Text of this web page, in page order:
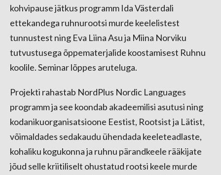
kohvipause jätkus programm Ida Västerdali
ettekandega ruhnurootsi murde keelelistest
tunnustest ning Eva Liina Asu ja Miina Norviku
tutvustusega õppematerjalide koostamisest Ruhnu
koolile. Seminar lõppes aruteluga.
Projekti rahastab NordPlus Nordic Languages
programm ja see koondab akadeemilisi asutusi ning
kodanikuorganisatsioone Eestist, Rootsist ja Lätist,
võimaldades sedakaudu ühendada keeleteadlaste,
kohaliku kogukonna ja ruhnu pärandkeele rääkijate
jõud selle kriitiliselt ohustatud rootsi keele murde